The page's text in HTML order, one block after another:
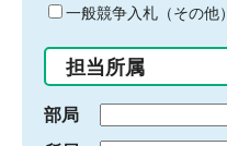
ド
入
力
一般競争入札（その他）
担当所属
部局